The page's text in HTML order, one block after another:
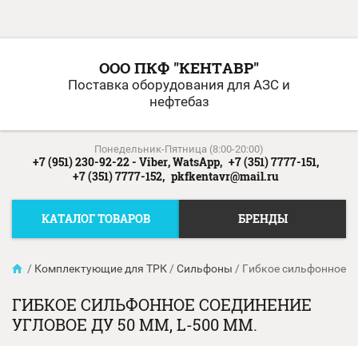
ООО ПКФ "КЕНТАВР"
Поставка оборудования для АЗС и
нефтебаз
Понедельник-Пятница (8:00-20:00)
+7 (951) 230-92-22 - Viber, WatsApp, +7 (351) 7777-151,
+7 (351) 7777-152, pkfkentavr@mail.ru
КАТАЛОГ ТОВАРОВ БРЕНДЫ
/ Комплектующие для ТРК / Сильфоны / Гибкое сильфонное
ГИБКОЕ СИЛЬФОННОЕ СОЕДИНЕНИЕ
УГЛОВОЕ ДУ 50 ММ, L-500 ММ.